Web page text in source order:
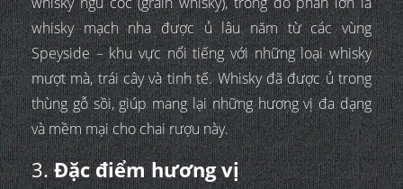
whisky mạch nha được ủ lâu năm từ các vùng
Speyside – khu vực nổi tiếng với những loại whisky
mượt mà, trái cây và tinh tế. Whisky đã được ủ trong
thùng gỗ sồi, giúp mang lại những hương vị đa dạng
và mềm mại cho chai rượu này.
3.Đặc điểm hương vị